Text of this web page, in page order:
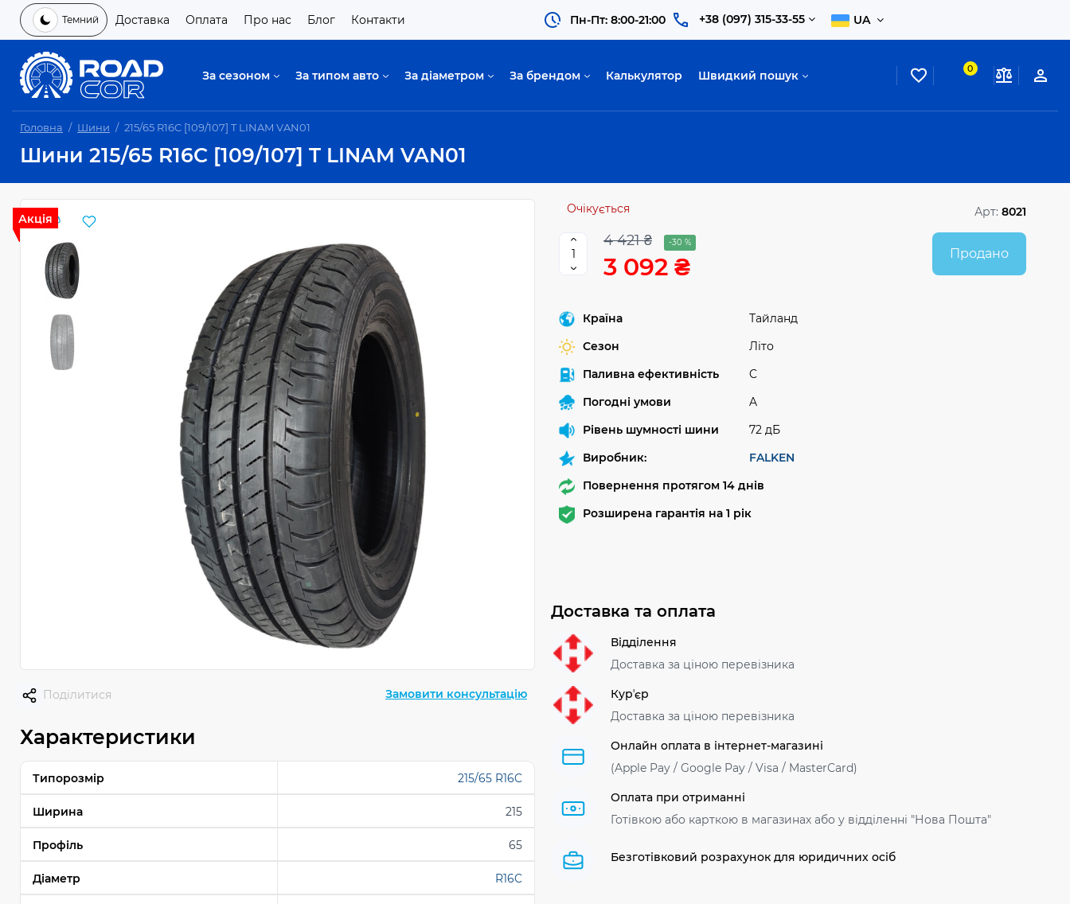
Темний Доставка Оплата Про нас Блог Контакти Пн-Пт: 8:00-21:00 +38 (097) 315-33-55 UA
За сезоном За типом авто За діаметром За брендом Калькулятор Швидкий пошук 0
Головна Шини 215/65 R16C [109/107] T LINAM VAN01
Шини 215/65 R16C [109/107] T LINAM VAN01
Акція
Поділитися Замовити консультацію
Характеристики
Типорозмір 215/65 R16C
Ширина 215
Профіль 65
Діаметр R16C
Очікується Арт: 8021
4 421 ₴ -30 %
3 092 ₴ Продано
Країна
Тайланд
Сезон
Літо
Паливна ефективність
C
Погодні умови
A
Рівень шумності шини
72 дБ
Виробник:
FALKEN
Повернення протягом 14 днів
Розширена гарантія на 1 рік
Доставка та оплата
Відділення
Доставка за ціною перевізника
Курʼєр
Доставка за ціною перевізника
Онлайн оплата в інтернет-магазині
(Apple Pay / Google Pay / Visa / MasterСard)
Оплата при отриманні
Готівкою або карткою в магазинах або у відділенні "Нова Пошта"
Безготівковий розрахунок для юридичних осіб